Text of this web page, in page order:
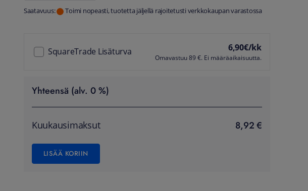
Saatavuus: Toimi nopeasti, tuotetta jäljellä rajoitetusti verkkokaupan varastossa
SquareTrade Lisäturva 6,90€/kk
Omavastuu 89 €. Ei määräaikaisuutta.
Yhteensä (alv. 0 %)
Kuukausimaksut 8,92 €
LISÄÄ KORIIN